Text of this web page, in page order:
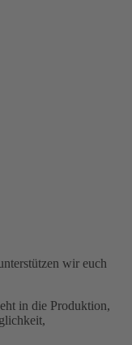
wir euch
in die Produktion,